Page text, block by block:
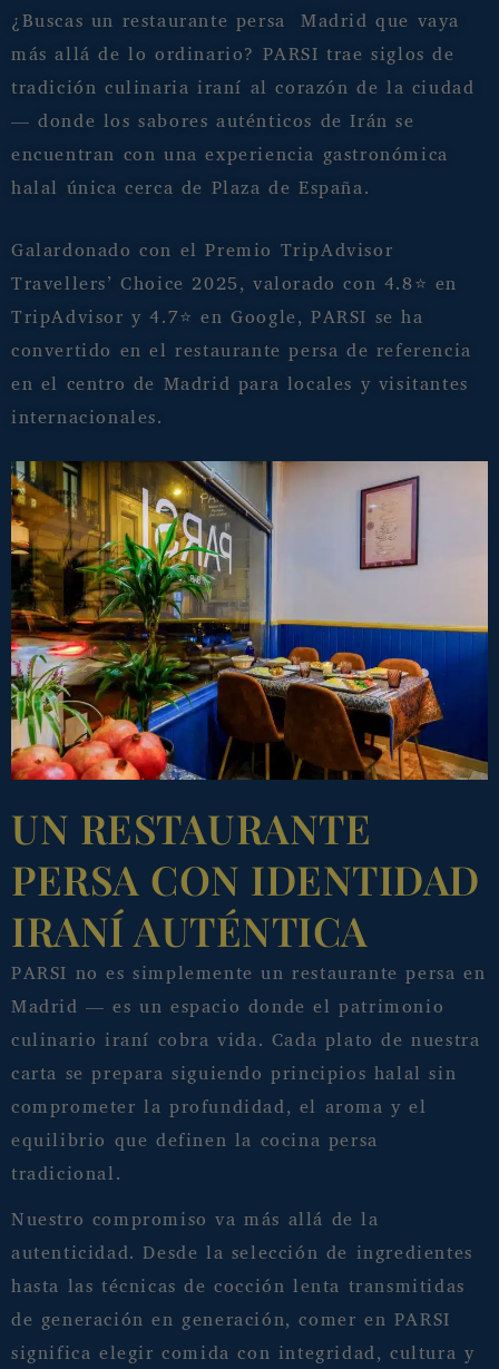
¿Buscas un restaurante persa Madrid que vaya
más allá de lo ordinario? PARSI trae siglos de
tradición culinaria iraní al corazón de la ciudad
— donde los sabores auténticos de Irán se
encuentran con una experiencia gastronómica
halal única cerca de Plaza de España.
Galardonado con el Premio TripAdvisor
Travellers’ Choice 2025, valorado con 4.8⭐ en
TripAdvisor y 4.7⭐ en Google, PARSI se ha
convertido en el restaurante persa de referencia
en el centro de Madrid para locales y visitantes
internacionales.
UN RESTAURANTE
PERSA CON IDENTIDAD
IRANÍ AUTÉNTICA
PARSI no es simplemente un restaurante persa en
Madrid — es un espacio donde el patrimonio
culinario iraní cobra vida. Cada plato de nuestra
carta se prepara siguiendo principios halal sin
comprometer la profundidad, el aroma y el
equilibrio que definen la cocina persa
tradicional.
Nuestro compromiso va más allá de la
autenticidad. Desde la selección de ingredientes
hasta las técnicas de cocción lenta transmitidas
de generación en generación, comer en PARSI
significa elegir comida con integridad, cultura y